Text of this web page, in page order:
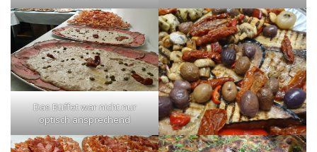
Das Büffet war nicht nur
optisch ansprechend